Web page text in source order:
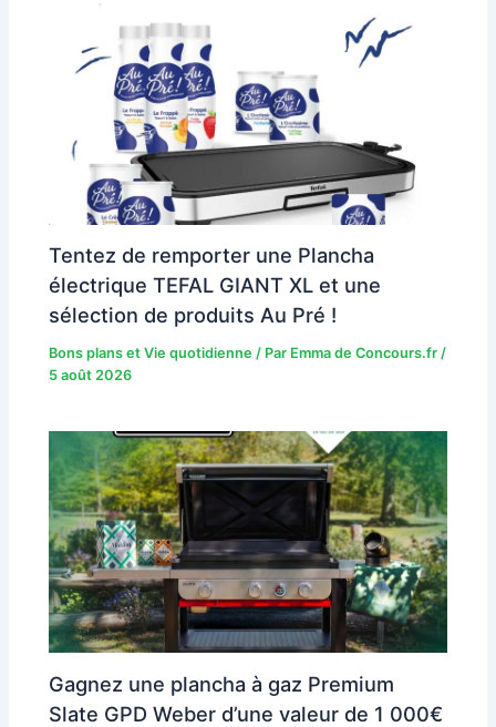
Tentez de remporter une Plancha
électrique TEFAL GIANT XL et une
sélection de produits Au Pré !
Bons plans et Vie quotidienne / Par Emma de Concours.fr/
5 août 2026
Gagnez une plancha à gaz Premium
Slate GPD Weber d’une valeur de 1 000€